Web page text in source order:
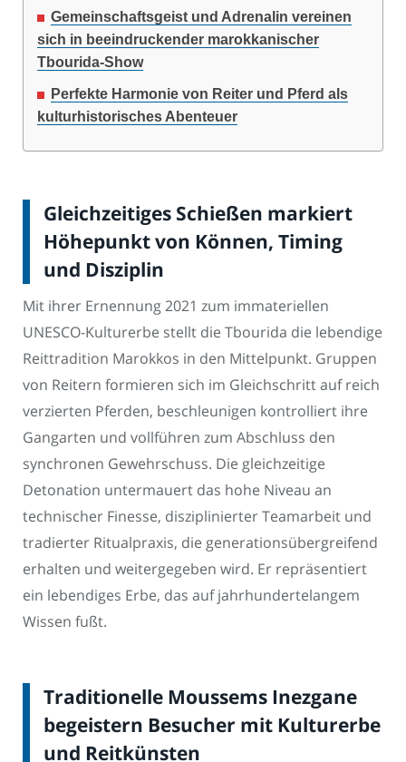
Gemeinschaftsgeist und Adrenalin vereinen
sich in beeindruckender marokkanischer
Tbourida-Show
Perfekte Harmonie von Reiter und Pferd als
kulturhistorisches Abenteuer
Gleichzeitiges Schießen markiert
Höhepunkt von Können, Timing
und Disziplin
Mit ihrer Ernennung 2021 zum immateriellen
UNESCO-Kulturerbe stellt die Tbourida die lebendige
Reittradition Marokkos in den Mittelpunkt. Gruppen
von Reitern formieren sich im Gleichschritt auf reich
verzierten Pferden, beschleunigen kontrolliert ihre
Gangarten und vollführen zum Abschluss den
synchronen Gewehrschuss. Die gleichzeitige
Detonation untermauert das hohe Niveau an
technischer Finesse, disziplinierter Teamarbeit und
tradierter Ritualpraxis, die generationsübergreifend
erhalten und weitergegeben wird. Er repräsentiert
ein lebendiges Erbe, das auf jahrhundertelangem
Wissen fußt.
Traditionelle Moussems Inezgane
begeistern Besucher mit Kulturerbe
und Reitkünsten